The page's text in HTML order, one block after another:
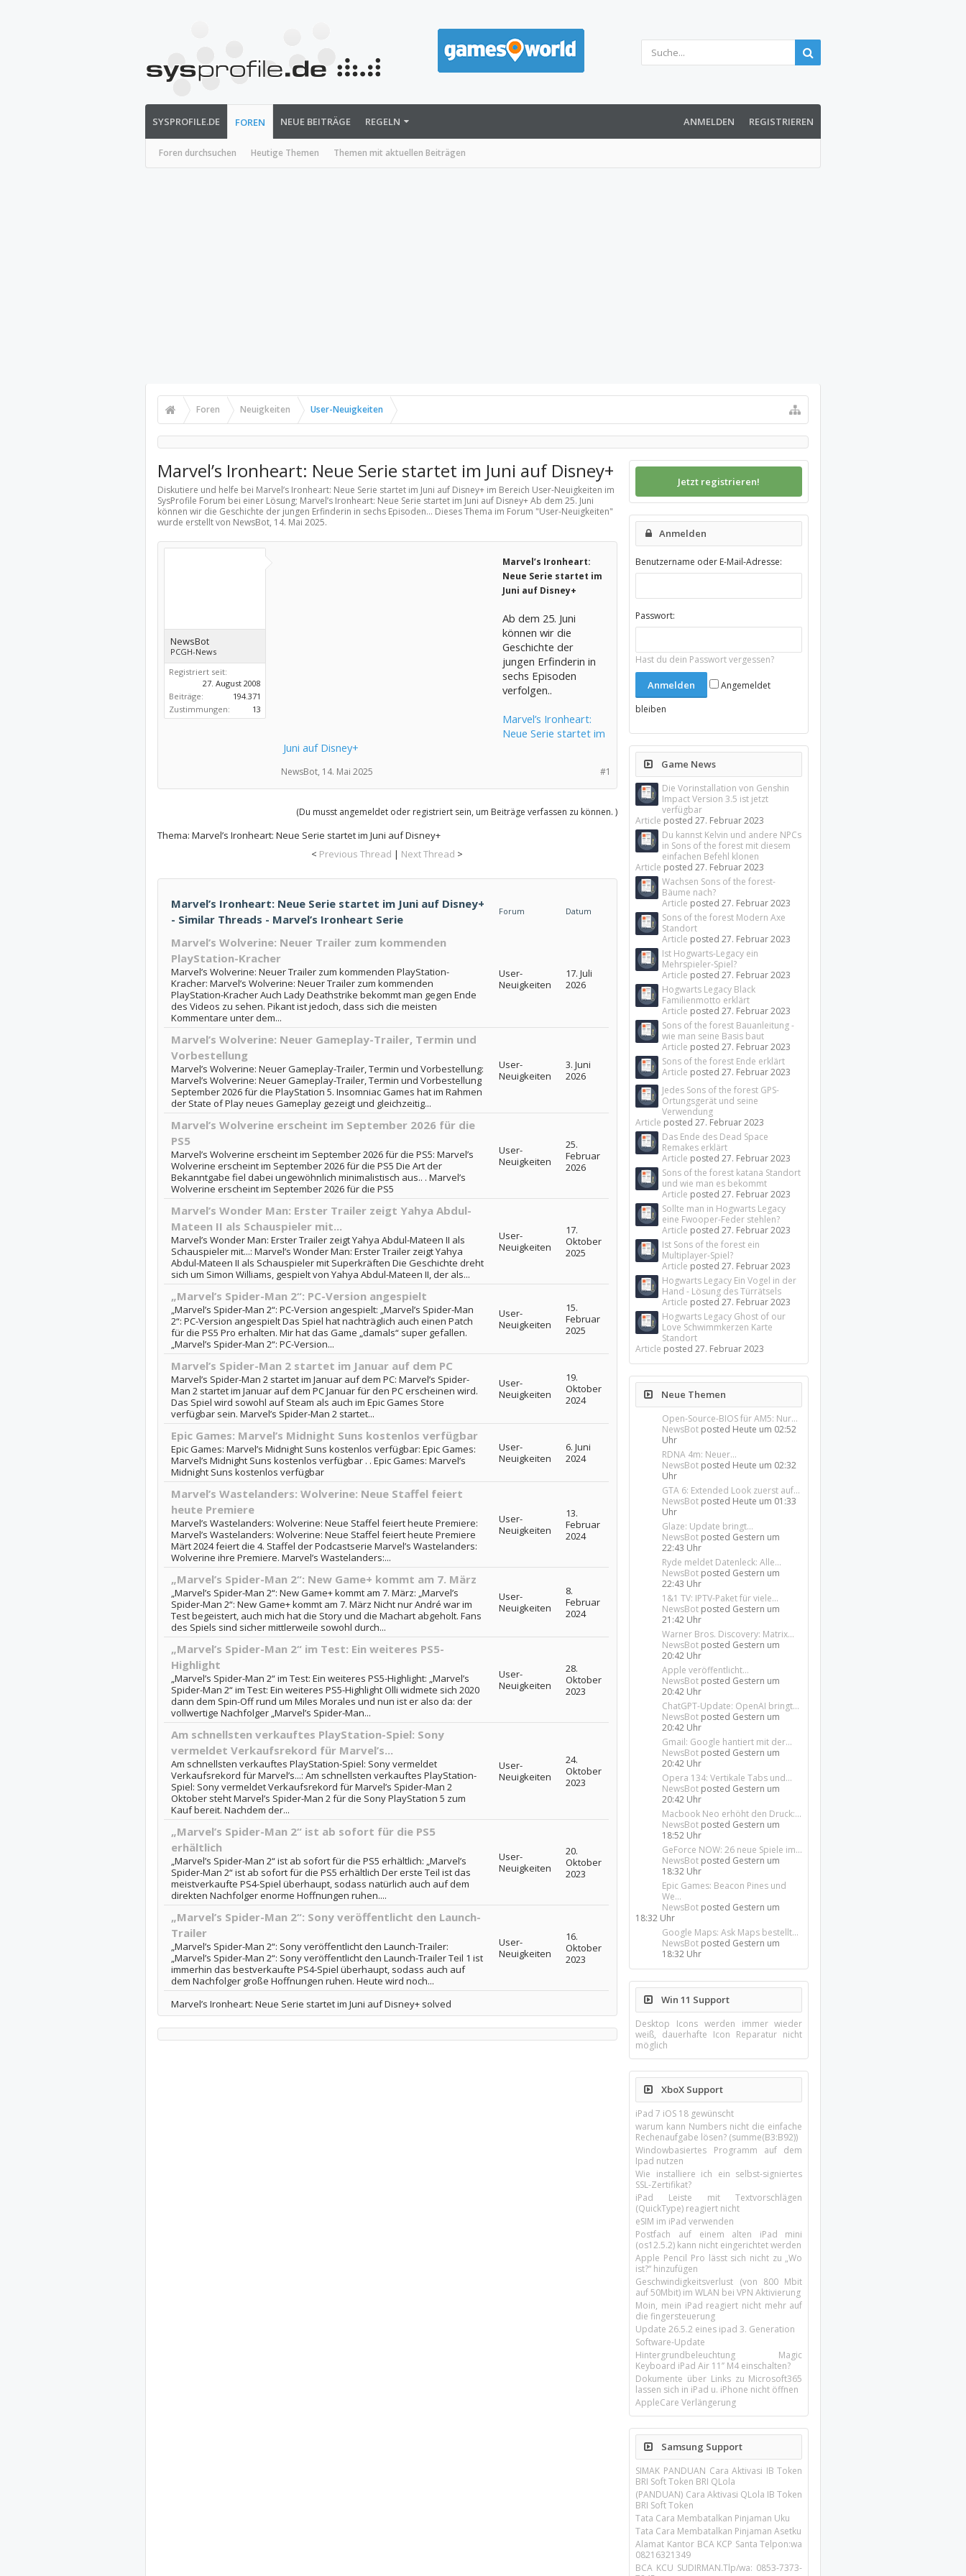
SYSPROFILE.DE FOREN
Foren durchsuchen Heutige Themen Themen mit aktuellen Beiträgen
NEUE BEITRÄGE REGELN ANMELDEN REGISTRIEREN
Foren Neuigkeiten User-Neuigkeiten
Marvel’s Ironheart: Neue Serie startet im Juni auf Disney+
Diskutiere und helfe bei Marvel’s Ironheart: Neue Serie startet im Juni auf Disney+ im Bereich User-Neuigkeiten im
SysProfile Forum bei einer Lösung; Marvel’s Ironheart: Neue Serie startet im Juni auf Disney+ Ab dem 25. Juni
können wir die Geschichte der jungen Erfinderin in sechs Episoden... Dieses Thema im Forum "User-Neuigkeiten"
wurde erstellt von NewsBot, 14. Mai 2025.
NewsBot
PCGH-News
Registriert seit:
27. August 2008
Beiträge:
194.371
Zustimmungen:
13
Marvel’s Ironheart:
Neue Serie startet im
Juni auf Disney+
Ab dem 25. Juni
können wir die
Geschichte der
jungen Erfinderin in
sechs Episoden
verfolgen..
Marvel’s Ironheart:
Neue Serie startet im
Juni auf Disney+
#1
NewsBot, 14. Mai 2025
(Du musst angemeldet oder registriert sein, um Beiträge verfassen zu können. )
Thema: Marvel’s Ironheart: Neue Serie startet im Juni auf Disney+
< Previous Thread | Next Thread >
Marvel’s Ironheart: Neue Serie startet im Juni auf Disney+
- Similar Threads - Marvel’s Ironheart Serie
Forum Datum
Marvel’s Wolverine: Neuer Trailer zum kommenden
PlayStation-Kracher
Marvel’s Wolverine: Neuer Trailer zum kommenden PlayStation-
Kracher: Marvel’s Wolverine: Neuer Trailer zum kommenden
PlayStation-Kracher Auch Lady Deathstrike bekommt man gegen Ende
des Videos zu sehen. Pikant ist jedoch, dass sich die meisten
Kommentare unter dem...
User-
Neuigkeiten
17. Juli
2026
Marvel’s Wolverine: Neuer Gameplay-Trailer, Termin und
Vorbestellung
Marvel’s Wolverine: Neuer Gameplay-Trailer, Termin und Vorbestellung:
Marvel’s Wolverine: Neuer Gameplay-Trailer, Termin und Vorbestellung
September 2026 für die PlayStation 5. Insomniac Games hat im Rahmen
der State of Play neues Gameplay gezeigt und gleichzeitig...
User-
Neuigkeiten
3. Juni
2026
Marvel’s Wolverine erscheint im September 2026 für die
PS5
Marvel’s Wolverine erscheint im September 2026 für die PS5: Marvel’s
Wolverine erscheint im September 2026 für die PS5 Die Art der
Bekanntgabe fiel dabei ungewöhnlich minimalistisch aus.. . Marvel’s
Wolverine erscheint im September 2026 für die PS5
User-
Neuigkeiten
25.
Februar
2026
Marvel’s Wonder Man: Erster Trailer zeigt Yahya Abdul-
Mateen II als Schauspieler mit...
Marvel’s Wonder Man: Erster Trailer zeigt Yahya Abdul-Mateen II als
Schauspieler mit...: Marvel’s Wonder Man: Erster Trailer zeigt Yahya
Abdul-Mateen II als Schauspieler mit Superkräften Die Geschichte dreht
sich um Simon Williams, gespielt von Yahya Abdul-Mateen II, der als...
User-
Neuigkeiten
17.
Oktober
2025
„Marvel’s Spider-Man 2“: PC-Version angespielt
„Marvel’s Spider-Man 2“: PC-Version angespielt: „Marvel’s Spider-Man
2“: PC-Version angespielt Das Spiel hat nachträglich auch einen Patch
für die PS5 Pro erhalten. Mir hat das Game „damals“ super gefallen.
„Marvel’s Spider-Man 2“: PC-Version...
User-
Neuigkeiten
15.
Februar
2025
Marvel’s Spider-Man 2 startet im Januar auf dem PC
Marvel’s Spider-Man 2 startet im Januar auf dem PC: Marvel’s Spider-
Man 2 startet im Januar auf dem PC Januar für den PC erscheinen wird.
Das Spiel wird sowohl auf Steam als auch im Epic Games Store
verfügbar sein. Marvel’s Spider-Man 2 startet...
User-
Neuigkeiten
19.
Oktober
2024
Epic Games: Marvel’s Midnight Suns kostenlos verfügbar
Epic Games: Marvel’s Midnight Suns kostenlos verfügbar: Epic Games:
Marvel’s Midnight Suns kostenlos verfügbar . . Epic Games: Marvel’s
Midnight Suns kostenlos verfügbar
User-
Neuigkeiten
6. Juni
2024
Marvel’s Wastelanders: Wolverine: Neue Staffel feiert
heute Premiere
Marvel’s Wastelanders: Wolverine: Neue Staffel feiert heute Premiere:
Marvel’s Wastelanders: Wolverine: Neue Staffel feiert heute Premiere
Märt 2024 feiert die 4. Staffel der Podcastserie Marvel’s Wastelanders:
Wolverine ihre Premiere. Marvel’s Wastelanders:...
User-
Neuigkeiten
13.
Februar
2024
„Marvel’s Spider-Man 2“: New Game+ kommt am 7. März
„Marvel’s Spider-Man 2“: New Game+ kommt am 7. März: „Marvel’s
Spider-Man 2“: New Game+ kommt am 7. März Nicht nur André war im
Test begeistert, auch mich hat die Story und die Machart abgeholt. Fans
des Spiels sind sicher mittlerweile sowohl durch...
User-
Neuigkeiten
8.
Februar
2024
„Marvel’s Spider-Man 2“ im Test: Ein weiteres PS5-
Highlight
„Marvel’s Spider-Man 2“ im Test: Ein weiteres PS5-Highlight: „Marvel’s
Spider-Man 2“ im Test: Ein weiteres PS5-Highlight Olli widmete sich 2020
dann dem Spin-Off rund um Miles Morales und nun ist er also da: der
vollwertige Nachfolger „Marvel’s Spider-Man...
User-
Neuigkeiten
28.
Oktober
2023
Am schnellsten verkauftes PlayStation-Spiel: Sony
vermeldet Verkaufsrekord für Marvel’s...
Am schnellsten verkauftes PlayStation-Spiel: Sony vermeldet
Verkaufsrekord für Marvel’s...: Am schnellsten verkauftes PlayStation-
Spiel: Sony vermeldet Verkaufsrekord für Marvel’s Spider-Man 2
Oktober steht Marvel’s Spider-Man 2 für die Sony PlayStation 5 zum
Kauf bereit. Nachdem der...
User-
Neuigkeiten
24.
Oktober
2023
„Marvel’s Spider-Man 2“ ist ab sofort für die PS5
erhältlich
„Marvel’s Spider-Man 2“ ist ab sofort für die PS5 erhältlich: „Marvel’s
Spider-Man 2“ ist ab sofort für die PS5 erhältlich Der erste Teil ist das
meistverkaufte PS4-Spiel überhaupt, sodass natürlich auch auf dem
direkten Nachfolger enorme Hoffnungen ruhen....
User-
Neuigkeiten
20.
Oktober
2023
„Marvel’s Spider-Man 2“: Sony veröffentlicht den Launch-
Trailer
„Marvel’s Spider-Man 2“: Sony veröffentlicht den Launch-Trailer:
„Marvel’s Spider-Man 2“: Sony veröffentlicht den Launch-Trailer Teil 1 ist
immerhin das bestverkaufte PS4-Spiel überhaupt, sodass auch auf
dem Nachfolger große Hoffnungen ruhen. Heute wird noch...
User-
Neuigkeiten
16.
Oktober
2023
Marvel’s Ironheart: Neue Serie startet im Juni auf Disney+ solved
Jetzt registrieren!
Anmelden
Benutzername oder E-Mail-Adresse:
Passwort:
Hast du dein Passwort vergessen?
Angemeldet
bleiben
Game News
Die Vorinstallation von Genshin
Impact Version 3.5 ist jetzt
verfügbar
Article posted27. Februar 2023
Du kannst Kelvin und andere NPCs
in Sons of the forest mit diesem
einfachen Befehl klonen
Article posted27. Februar 2023
Wachsen Sons of the forest-
Bäume nach?
Article posted27. Februar 2023
Sons of the forest Modern Axe
Standort
Article posted27. Februar 2023
Ist Hogwarts-Legacy ein
Mehrspieler-Spiel?
Article posted27. Februar 2023
Hogwarts Legacy Black
Familienmotto erklärt
Article posted27. Februar 2023
Sons of the forest Bauanleitung -
wie man seine Basis baut
Article posted27. Februar 2023
Sons of the forest Ende erklärt
Article posted27. Februar 2023
Jedes Sons of the forest GPS-
Ortungsgerät und seine
Verwendung
Article posted27. Februar 2023
Das Ende des Dead Space
Remakes erklärt
Article posted27. Februar 2023
Sons of the forest katana Standort
und wie man es bekommt
Article posted27. Februar 2023
Sollte man in Hogwarts Legacy
eine Fwooper-Feder stehlen?
Article posted27. Februar 2023
Ist Sons of the forest ein
Multiplayer-Spiel?
Article posted27. Februar 2023
Hogwarts Legacy Ein Vogel in der
Hand - Lösung des Türrätsels
Article posted27. Februar 2023
Hogwarts Legacy Ghost of our
Love Schwimmkerzen Karte
Standort
Article posted27. Februar 2023
Neue Themen
Open-Source-BIOS für AM5: Nur...
NewsBot posted Heute um 02:52
Uhr
RDNA 4m: Neuer...
NewsBot posted Heute um 02:32
Uhr
GTA 6: Extended Look zuerst auf...
NewsBot posted Heute um 01:33
Uhr
Glaze: Update bringt...
NewsBot posted Gestern um
22:43 Uhr
Ryde meldet Datenleck: Alle...
NewsBot posted Gestern um
22:43 Uhr
1&1 TV: IPTV-Paket für viele...
NewsBot posted Gestern um
21:42 Uhr
Warner Bros. Discovery: Matrix...
NewsBot posted Gestern um
20:42 Uhr
Apple veröffentlicht...
NewsBot posted Gestern um
20:42 Uhr
ChatGPT-Update: OpenAI bringt...
NewsBot posted Gestern um
20:42 Uhr
Gmail: Google hantiert mit der...
NewsBot posted Gestern um
20:42 Uhr
Opera 134: Vertikale Tabs und...
NewsBot posted Gestern um
20:42 Uhr
Macbook Neo erhöht den Druck:...
NewsBot posted Gestern um
18:52 Uhr
GeForce NOW: 26 neue Spiele im...
NewsBot posted Gestern um
18:32 Uhr
Epic Games: Beacon Pines und
We...
NewsBot posted Gestern um
18:32 Uhr
Google Maps: Ask Maps bestellt...
NewsBot posted Gestern um
18:32 Uhr
Win 11 Support
Desktop Icons werden immer wieder
weiß, dauerhafte Icon Reparatur nicht
möglich
XboX Support
iPad 7 iOS 18 gewünscht
warum kann Numbers nicht die einfache
Rechenaufgabe lösen? (summe(B3:B92))
Windowbasiertes Programm auf dem
Ipad nutzen
Wie installiere ich ein selbst-signiertes
SSL-Zertifikat?
iPad Leiste mit Textvorschlägen
(QuickType) reagiert nicht
eSIM im iPad verwenden
Postfach auf einem alten iPad mini
(os12.5.2) kann nicht eingerichtet werden
Apple Pencil Pro lässt sich nicht zu „Wo
ist?“ hinzufügen
Geschwindigkeitsverlust (von 800 Mbit
auf 50Mbit) im WLAN bei VPN Aktivierung
Moin, mein iPad reagiert nicht mehr auf
die fingersteuerung
Update 26.5.2 eines ipad 3. Generation
Software-Update
Hintergrundbeleuchtung Magic
Keyboard iPad Air 11’’ M4 einschalten?
Dokumente über Links zu Microsoft365
lassen sich in iPad u. iPhone nicht öffnen
AppleCare Verlängerung
Samsung Support
SIMAK PANDUAN Cara Aktivasi IB Token
BRI Soft Token BRI QLola
(PANDUAN) Cara Aktivasi QLola IB Token
BRI Soft Token
Tata Cara Membatalkan Pinjaman Uku
Tata Cara Membatalkan Pinjaman Asetku
Alamat Kantor BCA KCP Santa Telpon:wa
08216321349
BCA KCU SUDIRMAN.Tlp/wa: 0853-7373-